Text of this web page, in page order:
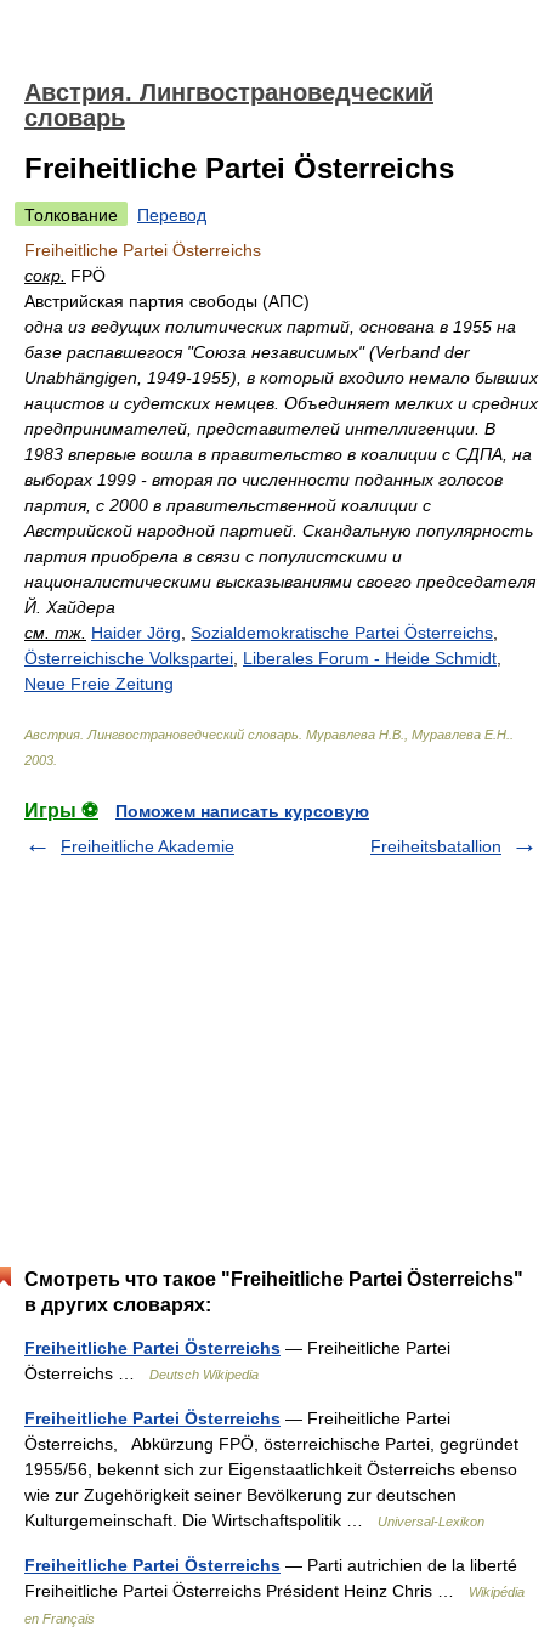
Австрия. Лингвострановедческий
словарь
Freiheitliche Partei Österreichs
Толкование
Перевод
Freiheitliche Partei Österreichs
сокр. FPÖ
Австрийская партия свободы (АПС)
одна из ведущих политических партий, основана в 1955 на
базе распавшегося "Союза независимых" (Verband der
Unabhängigen, 1949-1955), в который входило немало бывших
нацистов и судетских немцев. Объединяет мелких и средних
предпринимателей, представителей интеллигенции. В
1983 впервые вошла в правительство в коалиции с СДПА, на
выборах 1999 - вторая по численности поданных голосов
партия, с 2000 в правительственной коалиции с
Австрийской народной партией. Скандальную популярность
партия приобрела в связи с популистскими и
националистическими высказываниями своего председателя
Й. Хайдера
см. тж. Haider Jörg Sozialdemokratische Partei Österreichs
Österreichische Volkspartei Liberales Forum - Heide Schmidt
Neue Freie Zeitung
Австрия. Лингвострановедческий словарь Муравлева Н.В., Муравлева Е.Н.
2003
Игры ⚽
Поможем написать курсовую
Freiheitliche Akademie
Freiheitsbatallion
Смотреть что такое "Freiheitliche Partei Österreichs"
в других словарях:
Freiheitliche Partei Österreichs — Freiheitliche Partei
Österreichs …
Deutsch Wikipedia
Freiheitliche Partei Österreichs — Freiheitliche Partei
Österreichs, Abkürzung FPÖ, österreichische Partei, gegründet
1955/56, bekennt sich zur Eigenstaatlichkeit Österreichs ebenso
wie zur Zugehörigkeit seiner Bevölkerung zur deutschen
Kulturgemeinschaft. Die Wirtschaftspolitik …
Universal-Lexikon
Freiheitliche Partei Österreichs — Parti autrichien de la liberté
Freiheitliche Partei Österreichs Président Heinz Chris …
Wikipédia
en Français